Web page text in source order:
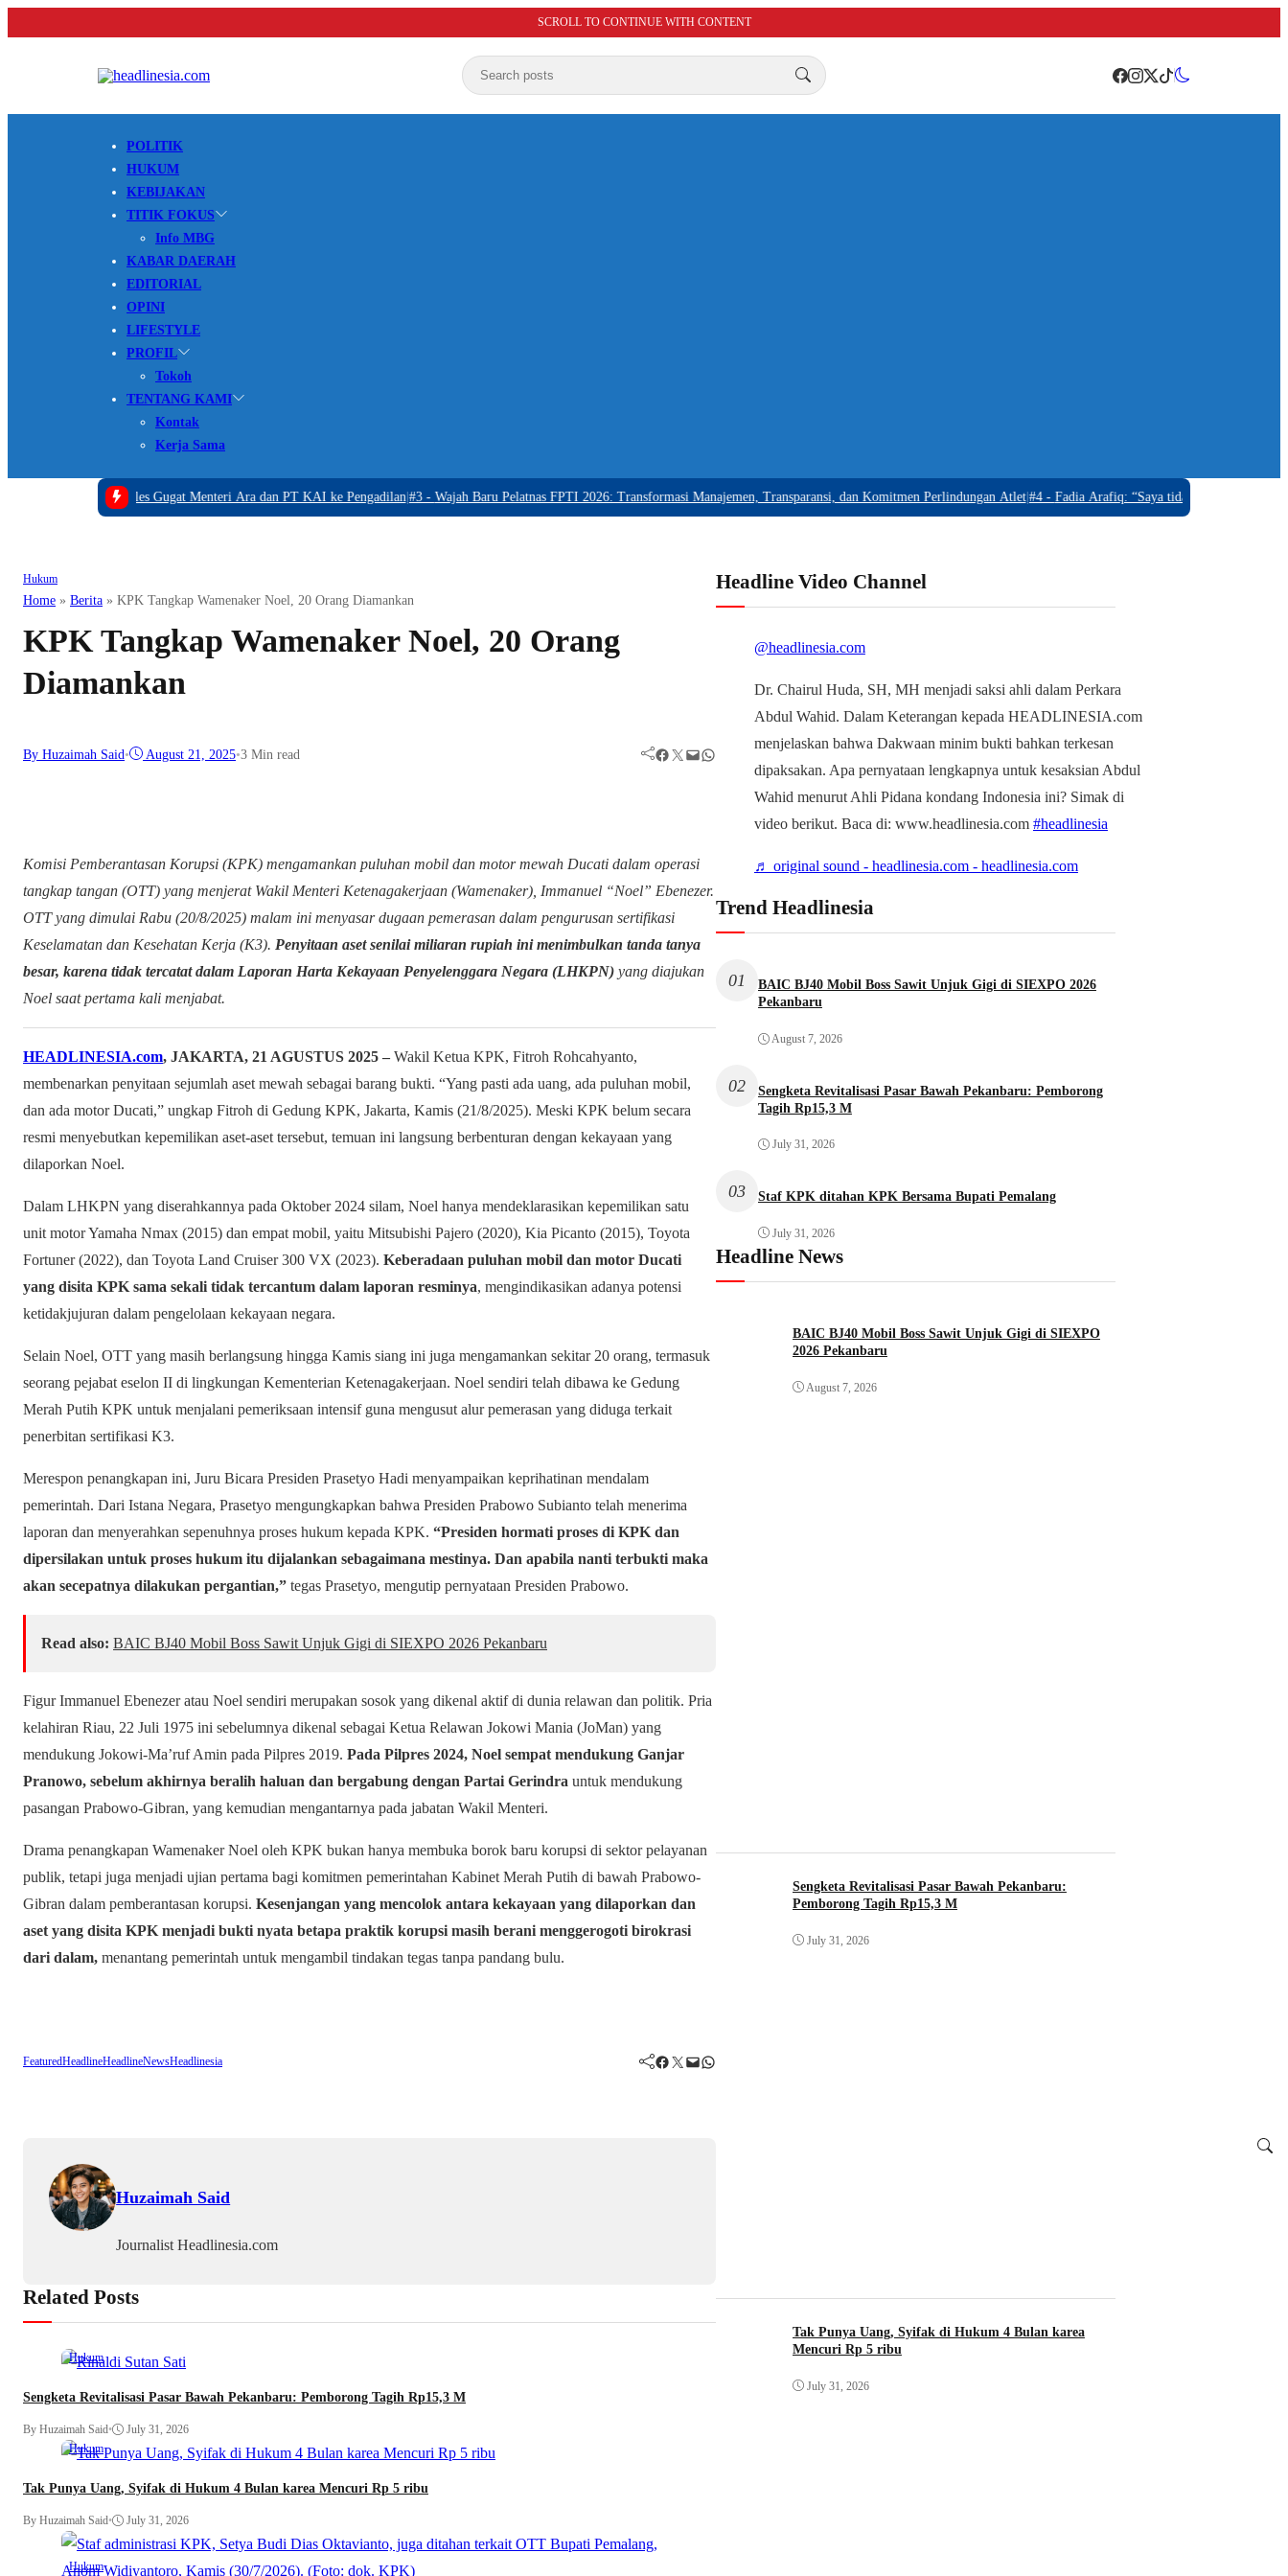
SCROLL TO CONTINUE WITH CONTENT
POLITIK
HUKUM
KEBIJAKAN
TITIK FOKUS
Info MBG
KABAR DAERAH
EDITORIAL
OPINI
LIFESTYLE
PROFIL
Tokoh
TENTANG KAMI
Kontak
Kerja Sama
Hercules Gugat Menteri Ara dan PT KAI ke Pengadilan|#3 -Wajah Baru Pelatnas FPTI 2026: Transformasi Manajemen, Transparansi, dan Komitmen Perlindungan Atlet|#4 -Fadia Arafiq: “Saya tidak OTT, Tidak ada
Hukum
Home » Berita » KPK Tangkap Wamenaker Noel, 20 Orang Diamankan
KPK Tangkap Wamenaker Noel, 20 Orang
Diamankan
By Huzaimah Said• August 21, 2025•3 Min read Facebook Twitter Mail WhatsApp
Komisi Pemberantasan Korupsi (KPK) mengamankan puluhan mobil dan motor mewah Ducati dalam operasi
tangkap tangan (OTT) yang menjerat Wakil Menteri Ketenagakerjaan (Wamenaker), Immanuel “Noel” Ebenezer.
OTT yang dimulai Rabu (20/8/2025) malam ini menyasar dugaan pemerasan dalam pengurusan sertifikasi
Keselamatan dan Kesehatan Kerja (K3). Penyitaan aset senilai miliaran rupiah ini menimbulkan tanda tanya
besar, karena tidak tercatat dalam Laporan Harta Kekayaan Penyelenggara Negara (LHKPN) yang diajukan
Noel saat pertama kali menjabat.
HEADLINESIA.com, JAKARTA, 21 AGUSTUS 2025 – Wakil Ketua KPK, Fitroh Rohcahyanto,
membenarkan penyitaan sejumlah aset mewah sebagai barang bukti. “Yang pasti ada uang, ada puluhan mobil,
dan ada motor Ducati,” ungkap Fitroh di Gedung KPK, Jakarta, Kamis (21/8/2025). Meski KPK belum secara
resmi menyebutkan kepemilikan aset-aset tersebut, temuan ini langsung berbenturan dengan kekayaan yang
dilaporkan Noel.
Dalam LHKPN yang diserahkannya pada Oktober 2024 silam, Noel hanya mendeklarasikan kepemilikan satu
unit motor Yamaha Nmax (2015) dan empat mobil, yaitu Mitsubishi Pajero (2020), Kia Picanto (2015), Toyota
Fortuner (2022), dan Toyota Land Cruiser 300 VX (2023). Keberadaan puluhan mobil dan motor Ducati
yang disita KPK sama sekali tidak tercantum dalam laporan resminya, mengindikasikan adanya potensi
ketidakjujuran dalam pengelolaan kekayaan negara.
Selain Noel, OTT yang masih berlangsung hingga Kamis siang ini juga mengamankan sekitar 20 orang, termasuk
seorang pejabat eselon II di lingkungan Kementerian Ketenagakerjaan. Noel sendiri telah dibawa ke Gedung
Merah Putih KPK untuk menjalani pemeriksaan intensif guna mengusut alur pemerasan yang diduga terkait
penerbitan sertifikasi K3.
Merespon penangkapan ini, Juru Bicara Presiden Prasetyo Hadi menyampaikan keprihatinan mendalam
pemerintah. Dari Istana Negara, Prasetyo mengungkapkan bahwa Presiden Prabowo Subianto telah menerima
laporan dan menyerahkan sepenuhnya proses hukum kepada KPK. “Presiden hormati proses di KPK dan
dipersilakan untuk proses hukum itu dijalankan sebagaimana mestinya. Dan apabila nanti terbukti maka
akan secepatnya dilakukan pergantian,” tegas Prasetyo, mengutip pernyataan Presiden Prabowo.
Read also: BAIC BJ40 Mobil Boss Sawit Unjuk Gigi di SIEXPO 2026 Pekanbaru
Figur Immanuel Ebenezer atau Noel sendiri merupakan sosok yang dikenal aktif di dunia relawan dan politik. Pria
kelahiran Riau, 22 Juli 1975 ini sebelumnya dikenal sebagai Ketua Relawan Jokowi Mania (JoMan) yang
mendukung Jokowi-Ma’ruf Amin pada Pilpres 2019. Pada Pilpres 2024, Noel sempat mendukung Ganjar
Pranowo, sebelum akhirnya beralih haluan dan bergabung dengan Partai Gerindra untuk mendukung
pasangan Prabowo-Gibran, yang kemudian mengantarnya pada jabatan Wakil Menteri.
Drama penangkapan Wamenaker Noel oleh KPK bukan hanya membuka borok baru korupsi di sektor pelayanan
publik, tetapi juga menjadi ujian pertama bagi komitmen pemerintahan Kabinet Merah Putih di bawah Prabowo-
Gibran dalam pemberantasan korupsi. Kesenjangan yang mencolok antara kekayaan yang dilaporkan dan
aset yang disita KPK menjadi bukti nyata betapa praktik korupsi masih berani menggerogoti birokrasi
dari dalam, menantang pemerintah untuk mengambil tindakan tegas tanpa pandang bulu.
FeaturedHeadlineHeadlineNewsHeadlinesia Facebook Twitter Mail WhatsApp
Huzaimah Said
Journalist Headlinesia.com
Related Posts
Hukum
Sengketa Revitalisasi Pasar Bawah Pekanbaru: Pemborong Tagih Rp15,3 M
By Huzaimah Said•
July 31, 2026
Hukum
Tak Punya Uang, Syifak di Hukum 4 Bulan karea Mencuri Rp 5 ribu
By Huzaimah Said• July 31, 2026
Hukum
Headline Video Channel
@headlinesia.com
Dr. Chairul Huda, SH, MH menjadi saksi ahli dalam Perkara
Abdul Wahid. Dalam Keterangan kepada HEADLINESIA.com
menjelaskan bahwa Dakwaan minim bukti bahkan terkesan
dipaksakan. Apa pernyataan lengkapnya untuk kesaksian Abdul
Wahid menurut Ahli Pidana kondang Indonesia ini? Simak di
video berikut. Baca di: www.headlinesia.com #headlinesia
♬ original sound - headlinesia.com - headlinesia.com
Trend Headlinesia
01
BAIC BJ40 Mobil Boss Sawit Unjuk Gigi di SIEXPO 2026
Pekanbaru
August 7, 2026
02
Sengketa Revitalisasi Pasar Bawah Pekanbaru: Pemborong
Tagih Rp15,3 M
July 31, 2026
03 Staf KPK ditahan KPK Bersama Bupati Pemalang
July 31, 2026
Headline News
BAIC BJ40 Mobil Boss Sawit Unjuk Gigi di SIEXPO
2026 Pekanbaru
August 7, 2026
Sengketa Revitalisasi Pasar Bawah Pekanbaru:
Pemborong Tagih Rp15,3 M
July 31, 2026
Tak Punya Uang, Syifak di Hukum 4 Bulan karea
Mencuri Rp 5 ribu
July 31, 2026